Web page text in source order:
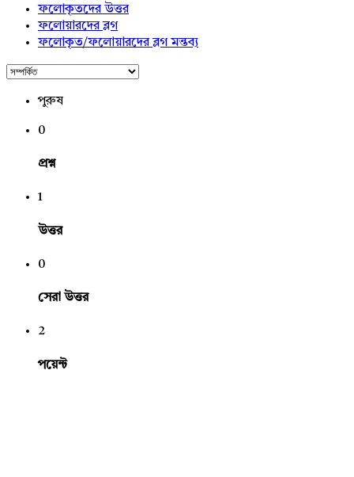
ফলোকৃতদের উত্তর
ফলোয়ারদের ব্লগ
ফলোকৃত/ফলোয়ারদের ব্লগ মন্তব্য
পুরুষ
0
প্রশ্ন
1
উত্তর
0
সেরা উত্তর
2
পয়েন্ট